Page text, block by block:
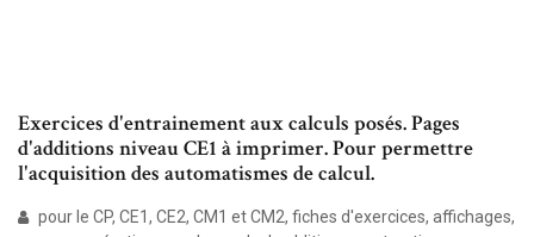
Exercices d'entrainement aux calculs posés. Pages
d'additions niveau CE1 à imprimer. Pour permettre
l'acquisition des automatismes de calcul.
pour le CP, CE1, CE2, CM1 et CM2, fiches d'exercices, affichages,